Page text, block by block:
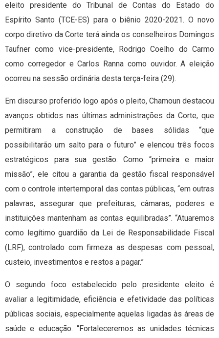
eleito presidente do Tribunal de Contas do Estado do
Espírito Santo (TCE-ES) para o biênio 2020-2021. O novo
corpo diretivo da Corte terá ainda os conselheiros Domingos
Taufner como vice-presidente, Rodrigo Coelho do Carmo
como corregedor e Carlos Ranna como ouvidor. A eleição
ocorreu na sessão ordinária desta terça-feira (29).
Em discurso proferido logo após o pleito, Chamoun destacou
avanços obtidos nas últimas administrações da Corte, que
permitiram a construção de bases sólidas “que
possibilitarão um salto para o futuro” e elencou três focos
estratégicos para sua gestão. Como “primeira e maior
missão”, ele citou a garantia da gestão fiscal responsável
com o controle intertemporal das contas públicas, “em outras
palavras, assegurar que prefeituras, câmaras, poderes e
instituições mantenham as contas equilibradas”. “Atuaremos
como legítimo guardião da Lei de Responsabilidade Fiscal
(LRF), controlado com firmeza as despesas com pessoal,
custeio, investimentos e restos a pagar.”
O segundo foco estabelecido pelo presidente eleito é
avaliar a legitimidade, eficiência e efetividade das políticas
públicas sociais, especialmente aquelas ligadas às áreas de
saúde e educação. “Fortaleceremos as unidades técnicas